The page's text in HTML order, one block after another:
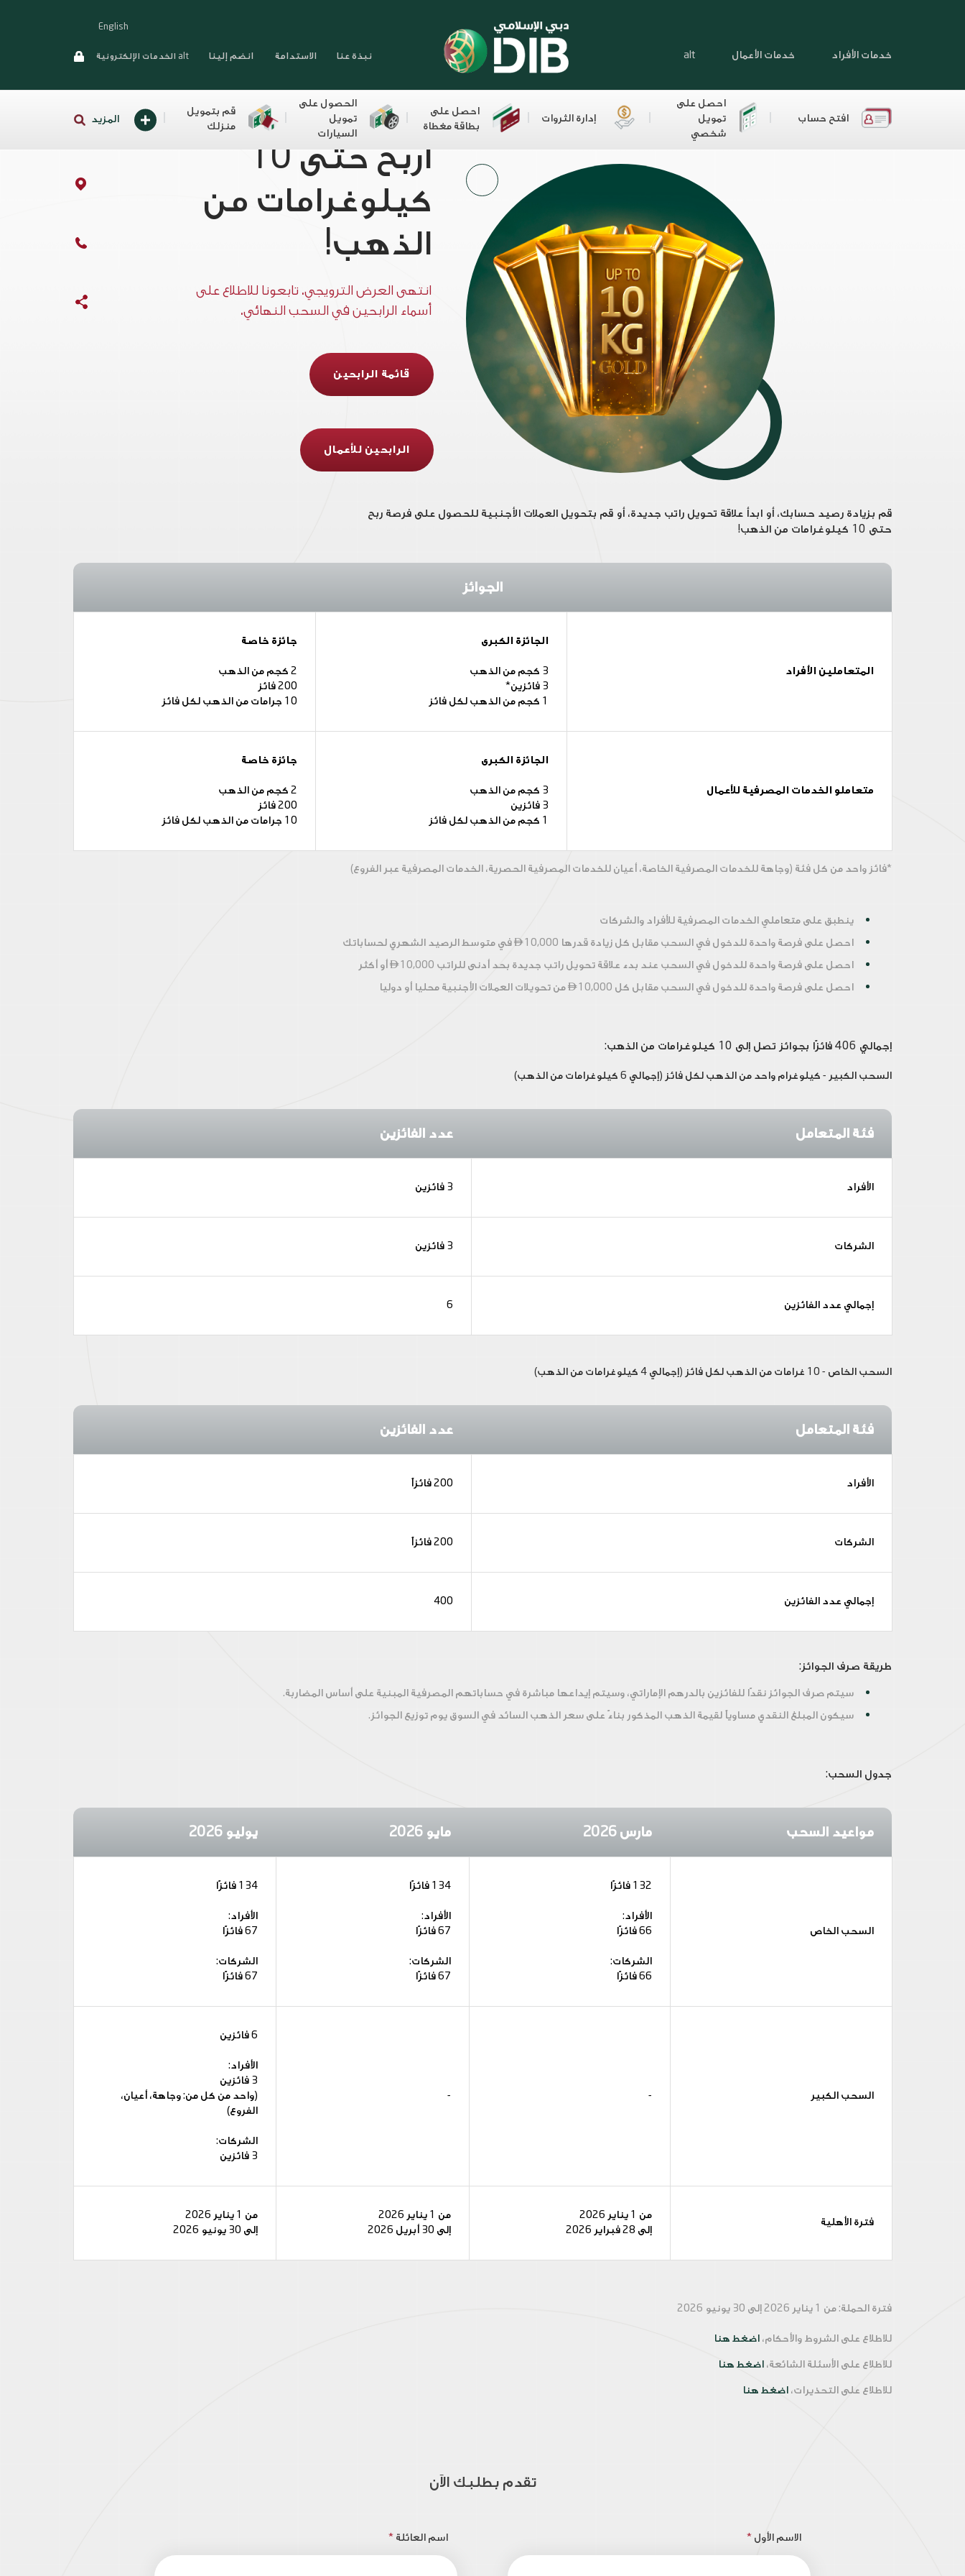
خدمات الأفراد خدمات الأعمال alt
English
نبذة عنا الاستدامة انضم إلينا alt الخدمات الإلكترونية
افتح حساب
احصل على
تمويل
شخصي
إدارة الثروات
احصل على
بطاقة مغطاة
الحصول على
تمويل
السيارات
قم بتمويل
منزلك
المزيد
اربح حتى 10
كيلوغرامات من
الذهب!
انتهى العرض الترويجي. تابعونا للاطلاع على
أسماء الرابحين في السحب النهائي.
قائمة الرابحين
الرابحين للأعمال
قم بزيادة رصيد حسابك، أو ابدأ علاقة تحويل راتب جديدة، أو قم بتحويل العملات الأجنبية للحصول على فرصة ربح
حتى 10 كيلوغرامات من الذهب!
الجوائز
المتعاملين الأفراد
الجائزة الكبرى
3 كجم من الذهب
3 فائزين*
1 كجم من الذهب لكل فائز
جائزة خاصة
2 كجم من الذهب
200 فائز
10 جرامات من الذهب لكل فائز
متعاملو الخدمات المصرفية للأعمال
الجائزة الكبرى
3 كجم من الذهب
3 فائزين
1 كجم من الذهب لكل فائز
جائزة خاصة
2 كجم من الذهب
200 فائز
10 جرامات من الذهب لكل فائز
*فائز واحد من كل فئة (وجاهة للخدمات المصرفية الخاصة، أعيان للخدمات المصرفية الحصرية، الخدمات المصرفية عبر الفروع)
ينطبق على متعاملي الخدمات المصرفية للأفراد والشركات
احصل على فرصة واحدة للدخول في السحب مقابل كل زيادة قدرها
10,000 في متوسط الرصيد الشهري لحساباتك
احصل على فرصة واحدة للدخول في السحب عند بدء علاقة تحويل راتب جديدة بحد أدنى للراتب
10,000 أو أكثر
احصل على فرصة واحدة للدخول في السحب مقابل كل
10,000 من تحويلات العملات الأجنبية محليا أو دوليا
إجمالي 406 فائزًا بجوائز تصل إلى 10 كيلوغرامات من الذهب:
السحب الكبير - كيلوغرام واحد من الذهب لكل فائز (إجمالي 6 كيلوغرامات من الذهب)
فئة المتعامل عدد الفائزين
الأفراد 3 فائزين
الشركات 3 فائزين
إجمالي عدد الفائزين 6
السحب الخاص - 10 غرامات من الذهب لكل فائز (إجمالي 4 كيلوغرامات من الذهب)
فئة المتعامل عدد الفائزين
الأفراد 200 فائزاً
الشركات 200 فائزاً
إجمالي عدد الفائزين 400
طريقة صرف الجوائز:
سيتم صرف الجوائز نقدًا للفائزين بالدرهم الإماراتي، وسيتم إيداعها مباشرة في حساباتهم المصرفية المبنية على أساس المضاربة.
سيكون المبلغ النقدي مساوياً لقيمة الذهب المذكور بناءً على سعر الذهب السائد في السوق يوم توزيع الجوائز.
جدول السحب:
مواعيد السحب مارس 2026 مايو 2026 يوليو 2026
السحب الخاص
132 فائزًا
الأفراد:
66 فائزًا
الشركات:
66 فائزًا
134 فائزًا
الأفراد:
67 فائزًا
الشركات:
67 فائزًا
134 فائزًا
الأفراد:
67 فائزًا
الشركات:
67 فائزًا
السحب الكبير -
-
6 فائزين
الأفراد:
3 فائزين
(واحد من كل من: وجاهة، أعيان،
الفروع)
الشركات:
3 فائزين
فترة الأهلية
من 1 يناير 2026
إلى 28 فبراير 2026
من 1 يناير 2026
إلى 30 أبريل 2026
من 1 يناير 2026
إلى 30 يونيو 2026
فترة الحملة: من 1 يناير 2026 إلى 30 يونيو 2026
للاطلاع على الشروط والأحكام، اضغط هنا
للاطلاع على الأسئلة الشائعة، اضغط هنا
للاطلاع على التحذيرات، اضغط هنا
تقدم بطلبك الآن
الاسم الأول * اسم العائلة *